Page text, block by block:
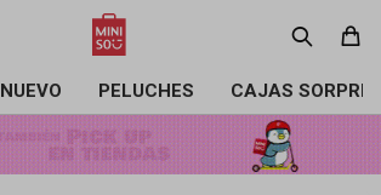
NUEVO PELUCHES CAJAS